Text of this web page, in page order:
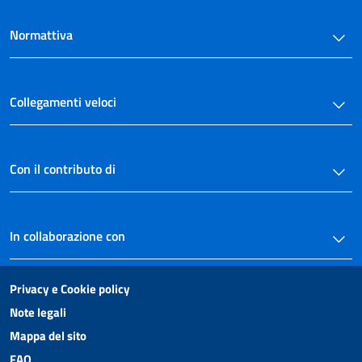
80
Titolo IV
TRIBUTARIA
82
83
83 bis
Normattiva
Collegamenti veloci
Con il contributo di
In collaborazione con
Privacy e Cookie policy
Note legali
Mappa del sito